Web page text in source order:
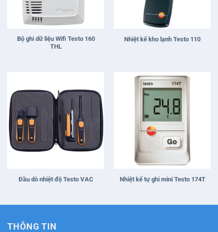
Bộ ghi dữ liệu Wifi Testo 160
THL
Nhiệt kế kho lạnh Testo 110
Đầu dò nhiệt độ Testo VAC Nhiệt kế tự ghi mini Testo 174T
THÔNG TIN